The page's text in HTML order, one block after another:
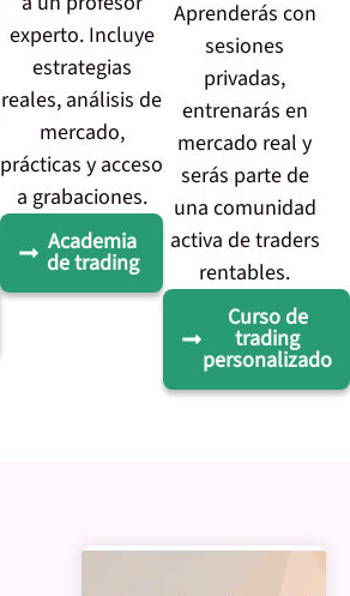
experto. Incluye
estrategias
reales, análisis de
mercado,
prácticas y acceso
a grabaciones.
Academia
de trading
Aprenderás con
sesiones
privadas,
entrenarás en
mercado real y
serás parte de
una comunidad
activa de traders
rentables.
Curso de
trading
personalizado